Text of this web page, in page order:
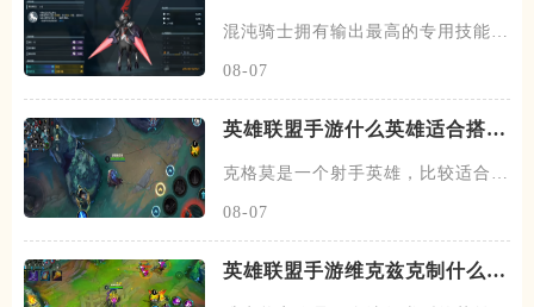
混沌骑士拥有输出最高的专用技能双
08-07
英雄联盟手游什么英雄适合搭配
克格莫是一个射手英雄，比较适合走
08-07
英雄联盟手游维克兹克制什么英